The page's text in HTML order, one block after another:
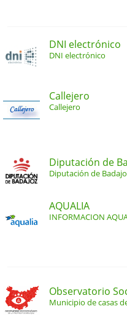
DNI electrónico
DNI electrónico
Callejero
Callejero
Diputación de
Diputación de
AQUALIA
INFORMACION
Observatorio
Municipio de casas